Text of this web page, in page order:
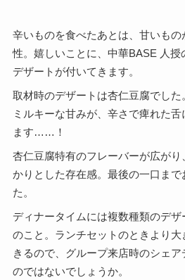
辛いものを食べたあとは、甘いも
性。嬉しいことに、中華BASE 人授
デザートが付いてきます。
取材時のデザートは杏仁豆腐でした
ミルキーな甘みが、辛さで痺れた
ます……！
杏仁豆腐特有のフレーバーが広が
かりとした存在感。最後の一口まで
た。
ディナータイムには複数種類のデザ
のこと。ランチセットのときより
きるので、グループ来店時のシェ
のではないでしょうか。